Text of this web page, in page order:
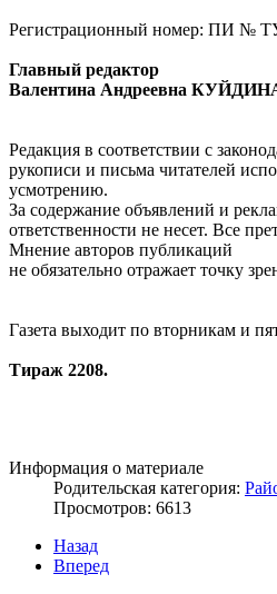
Регистрационный номер: ПИ №
Главный редактор
Валентина Андреевна
Редакция в соответствии с
рукописи и письма читателей
усмотрению.
За содержание объявлений и
ответственности не несет. Все
Мнение авторов публикаций
не обязательно отражает точку
Газета выходит по вторникам и
Тираж 2208.
Информация о материале
Родительская категория:
Просмотров: 6613
Назад
Вперед